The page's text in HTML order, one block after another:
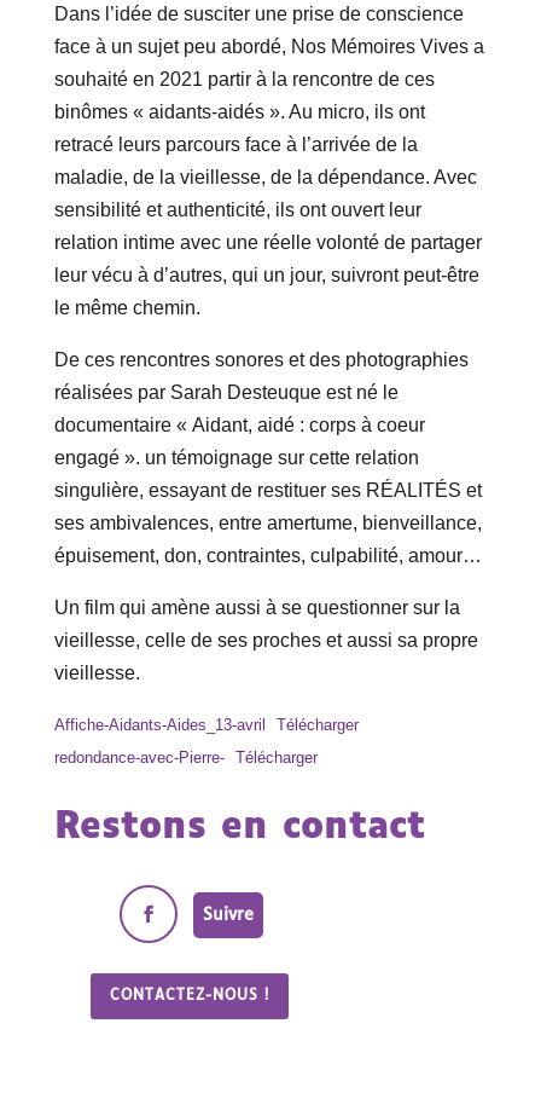
Dans l’idée de susciter une prise de conscience
face à un sujet peu abordé, Nos Mémoires Vives a
souhaité en 2021 partir à la rencontre de ces
binômes « aidants-aidés ». Au micro, ils ont
retracé leurs parcours face à l’arrivée de la
maladie, de la vieillesse, de la dépendance. Avec
sensibilité et authenticité, ils ont ouvert leur
relation intime avec une réelle volonté de partager
leur vécu à d’autres, qui un jour, suivront peut-être
le même chemin.
De ces rencontres sonores et des photographies
réalisées par Sarah Desteuque est né le
documentaire « Aidant, aidé : corps à coeur
engagé ». un témoignage sur cette relation
singulière, essayant de restituer ses RÉALITÉS et
ses ambivalences, entre amertume, bienveillance,
épuisement, don, contraintes, culpabilité, amour…
Un film qui amène aussi à se questionner sur la
vieillesse, celle de ses proches et aussi sa propre
vieillesse.
Affiche-Aidants-Aides_13-avril
Télécharger
redondance-avec-Pierre-
Télécharger
Restons en contact
Suivre
CONTACTEZ-NOUS !